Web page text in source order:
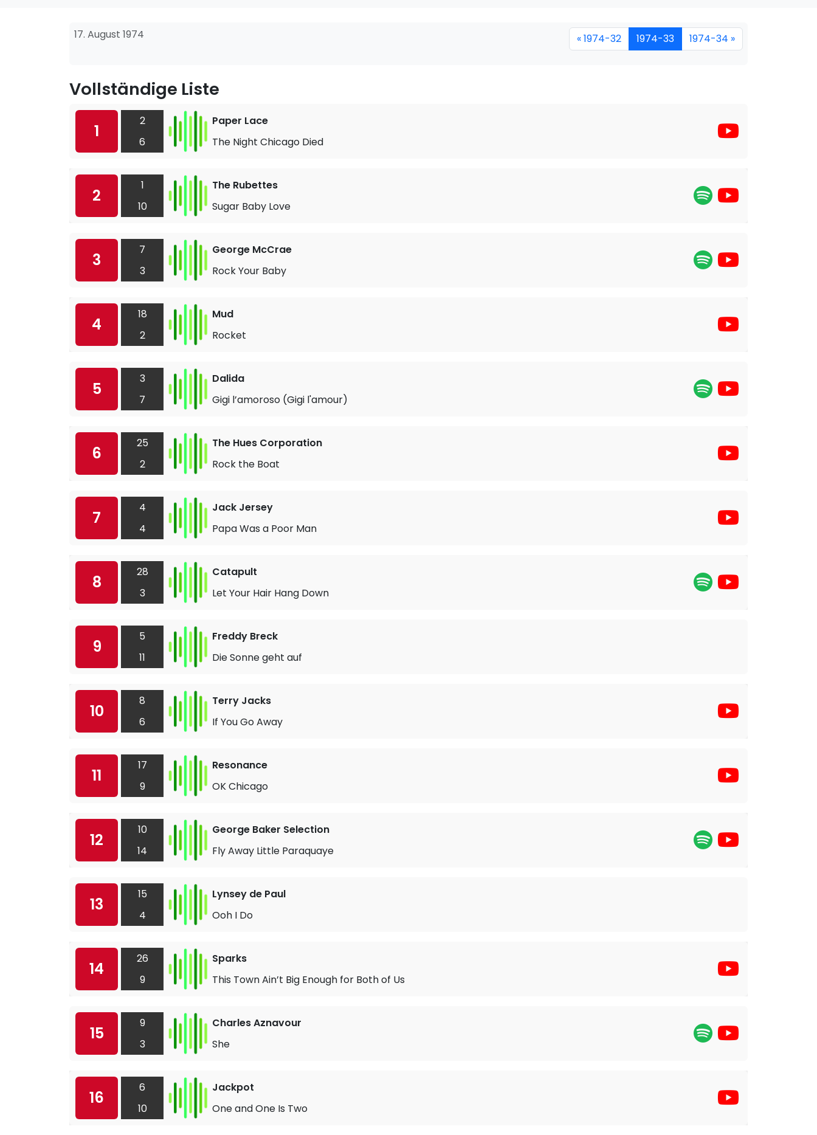
17. August 1974 « 1974-32 1974-33 1974-34 »
Vollständige Liste
1
2
6
Paper Lace
The Night Chicago Died
2
1
10
The Rubettes
Sugar Baby Love
3
7
3
George McCrae
Rock Your Baby
4
18
2
Mud
Rocket
5
3
7
Dalida
Gigi l’amoroso (Gigi l'amour)
6
25
2
The Hues Corporation
Rock the Boat
7
4
4
Jack Jersey
Papa Was a Poor Man
8
28
3
Catapult
Let Your Hair Hang Down
9
5
11
Freddy Breck
Die Sonne geht auf
10
8
6
Terry Jacks
If You Go Away
11
17
9
Resonance
OK Chicago
12
10
14
George Baker Selection
Fly Away Little Paraquaye
13
15
4
Lynsey de Paul
Ooh I Do
14
26
9
Sparks
This Town Ain’t Big Enough for Both of Us
15
9
3
Charles Aznavour
She
16
6
10
Jackpot
One and One Is Two